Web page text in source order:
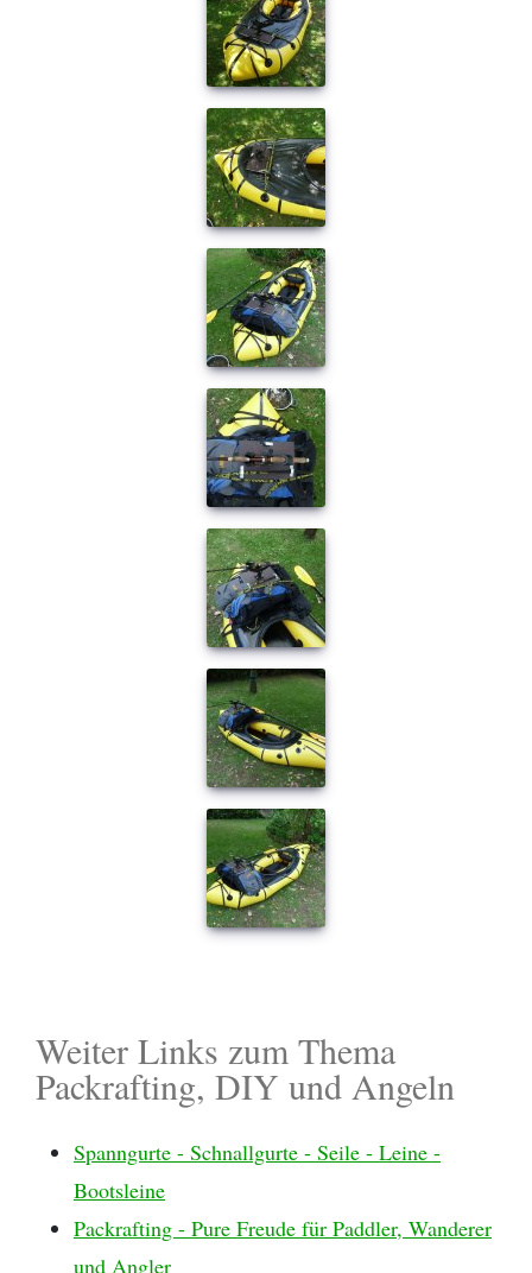
Weiter Links zum Thema
Packrafting, DIY und Angeln
Spanngurte - Schnallgurte - Seile - Leine -
Bootsleine
Packrafting - Pure Freude für Paddler, Wanderer
und Angler